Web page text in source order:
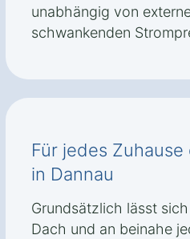
unabhängig von
schwankenden
Für jedes
in Dannau
Grundsätzlich lässt
Dach und an beinahe